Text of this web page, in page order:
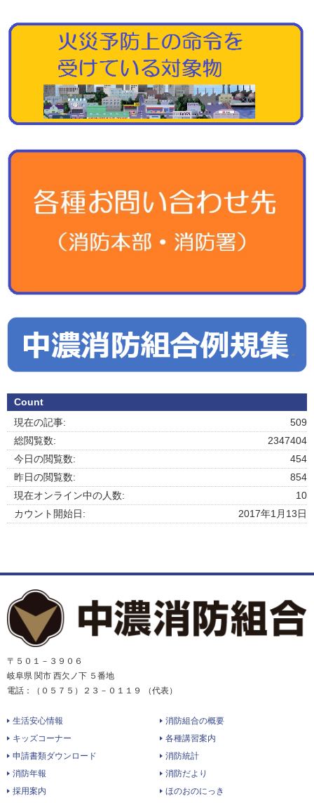
Count
509
現在の記事:
2347404
総閲覧数:
454
今日の閲覧数:
854
昨日の閲覧数:
10
現在オンライン中の人数:
2017年1月13日
カウント開始日:
〒５０１－３９０６
岐阜県 関市 西欠ノ下 ５番地
電話：（０５７５）２３－０１１９ （代表）
生活安心情報
消防組合の概要
キッズコーナー
各種講習案内
申請書類ダウンロード
消防統計
消防年報
消防だより
採用案内
ほのおのにっき